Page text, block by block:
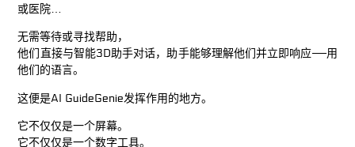
或医院…
无需等待或寻找帮助，
他们直接与智能3D助手对话，助手能够理解他们并立即响应——用
他们的语言。
这便是AI GuideGenie发挥作用的地方。
它不仅仅是一个屏幕。
它不仅仅是一个数字工具。